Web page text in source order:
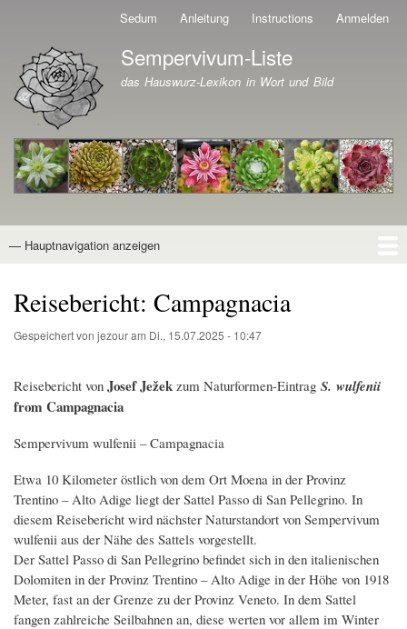
Direkt
zum
Inhalt
Sedum Anleitung Instructions Anmelden
Branding der Website
Sempervivum-Liste
das Hauswurz-Lexikon in Wort und Bild
Hauptnavigation
— Hauptnavigation anzeigen
Reisebericht: Campagnacia
Gespeichert von jezouram Di., 15.07.2025 - 10:47
Reisebericht von Josef Ježek zum Naturformen-Eintrag S. wulfenii
from Campagnacia
Sempervivum wulfenii – Campagnacia
Etwa 10 Kilometer östlich von dem Ort Moena in der Provinz
Trentino – Alto Adige liegt der Sattel Passo di San Pellegrino. In
diesem Reisebericht wird nächster Naturstandort von Sempervivum
wulfenii aus der Nähe des Sattels vorgestellt.
Der Sattel Passo di San Pellegrino befindet sich in den italienischen
Dolomiten in der Provinz Trentino – Alto Adige in der Höhe von 1918
Meter, fast an der Grenze zu der Provinz Veneto. In dem Sattel
fangen zahlreiche Seilbahnen an, diese werten vor allem im Winter